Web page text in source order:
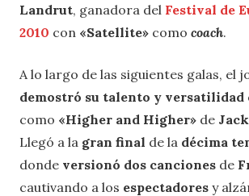
Landrut, ganadora del Festival de
2010 con «Satellite» como coach.
A lo largo de las siguientes galas, el
demostró su talento y versatilidad
como «Higher and Higher» de
Llegó a la gran final de la décima
donde versionó dos canciones de
cautivando a los espectadores y